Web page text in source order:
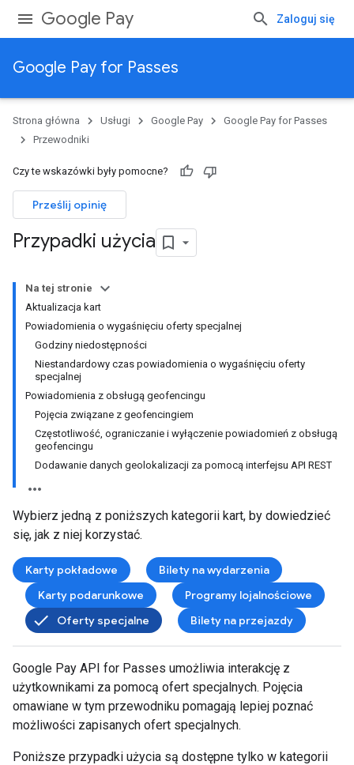
Google Pay Zaloguj się
Google Pay for Passes
Strona główna Usługi Google Pay
Google Pay for Passes
Przewodniki
Czy te wskazówki były pomocne?
Prześlij opinię
Przypadki użycia
Na tej stronie
Aktualizacja kart
Powiadomienia o wygaśnięciu oferty specjalnej
Godziny niedostępności
Niestandardowy czas powiadomienia o wygaśnięciu oferty
specjalnej
Powiadomienia z obsługą geofencingu
Pojęcia związane z geofencingiem
Częstotliwość, ograniczanie i wyłączenie powiadomień z obsługą
geofencingu
Dodawanie danych geolokalizacji za pomocą interfejsu API REST
Wybierz jedną z poniższych kategorii kart, by dowiedzieć
się, jak z niej korzystać.
Karty pokładowe
Bilety na wydarzenia
Karty podarunkowe
Programy lojalnościowe
Oferty specjalne
Bilety na przejazdy
Google Pay API for Passes umożliwia interakcję z
użytkownikami za pomocą ofert specjalnych. Pojęcia
omawiane w tym przewodniku pomagają lepiej poznać
możliwości zapisanych ofert specjalnych.
Poniższe przypadki użycia są dostępne tylko w kategorii